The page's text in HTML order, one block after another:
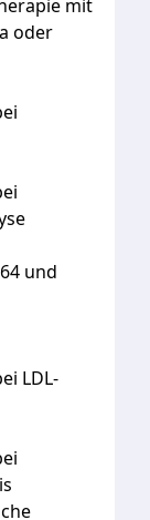
mit
oder
und
LDL-